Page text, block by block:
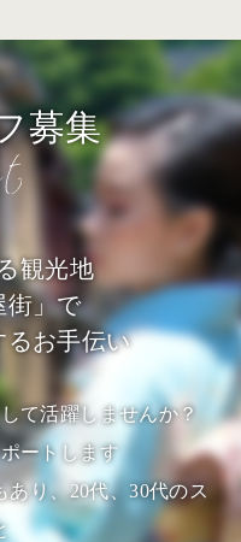
募集
観光地
街」で
るお手伝い
て活躍しませんか？
ートします
り、20代、30代のス